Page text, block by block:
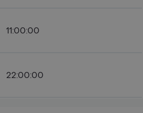
11:00:00
22:00:00